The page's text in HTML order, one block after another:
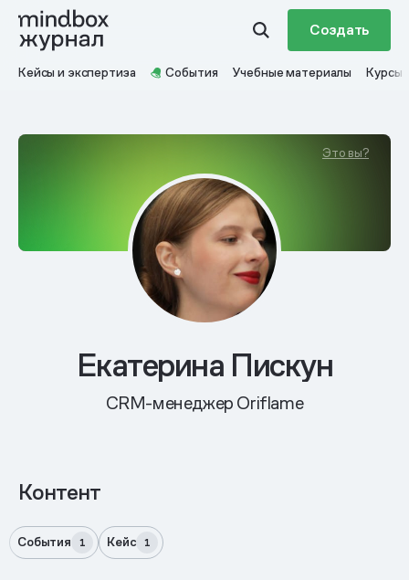
Создать
Кейсы и экспертиза События Учебные материалы Курсы
Это вы?
Екатерина Пискун
CRM-менеджер Oriflame
Контент
События 1 Кейс 1